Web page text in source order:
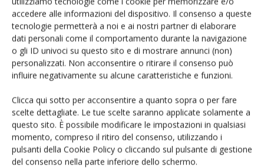
accedere alle informazioni del dispositivo. Il consenso a queste
tecnologie permetterà a noi e ai nostri partner di elaborare
dati personali come il comportamento durante la navigazione
o gli ID univoci su questo sito e di mostrare annunci (non)
personalizzati. Non acconsentire o ritirare il consenso può
influire negativamente su alcune caratteristiche e funzioni.
Clicca qui sotto per acconsentire a quanto sopra o per fare
scelte dettagliate. Le tue scelte saranno applicate solamente a
questo sito. È possibile modificare le impostazioni in qualsiasi
momento, compreso il ritiro del consenso, utilizzando i
pulsanti della Cookie Policy o cliccando sul pulsante di gestione
del consenso nella parte inferiore dello schermo.
Rimani aggiornato sul mondo
dell’agricoltura
Iscriviti alle nostre newsletter